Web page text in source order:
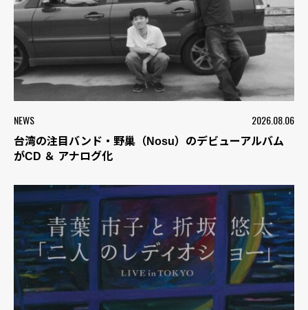
NEWS 2026.08.06
台湾の注目バンド・野巢（Nosu）のデビューアルバム
がCD ＆ アナログ化